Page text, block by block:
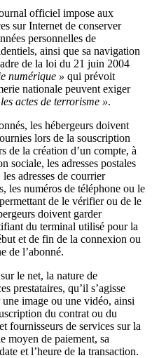
officiel impose aux
sur Internet de conserver
personnelles de
ainsi que sa navigation
de la loi du 21 juin 2004
numérique » qui prévoit
nationale peuvent exiger
actes de terrorisme ».
les hébergeurs doivent
lors de la souscription
de la création d’un compte, à
sociale, les adresses postales
adresses de courrier
les numéros de téléphone ou le
de le vérifier ou de le
doivent garder
du terminal utilisé pour la
et de fin de la connexion ou
de l’abonné.
le net, la nature de
prestataires, qu’il s’agisse
image ou une vidéo, ainsi
du contrat ou du
fournisseurs de services sur la
moyen de paiement, sa
et l’heure de la transaction.